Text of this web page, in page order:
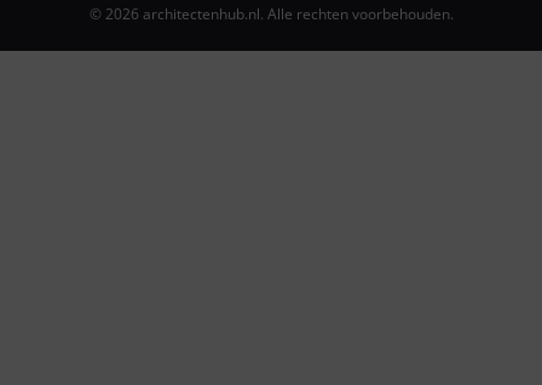
© 2026 architectenhub.nl. Alle rechten voorbehouden.